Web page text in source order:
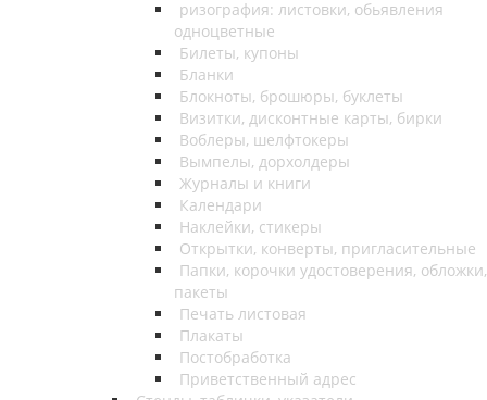
ризография: листовки, обьявления
одноцветные
Билеты, купоны
Бланки
Блокноты, брошюры, буклеты
Визитки, дисконтные карты, бирки
Воблеры, шелфтокеры
Вымпелы, дорхолдеры
Журналы и книги
Календари
Наклейки, стикеры
Открытки, конверты, пригласительные
Папки, корочки удостоверения, обложки,
пакеты
Печать листовая
Плакаты
Постобработка
Приветственный адрес